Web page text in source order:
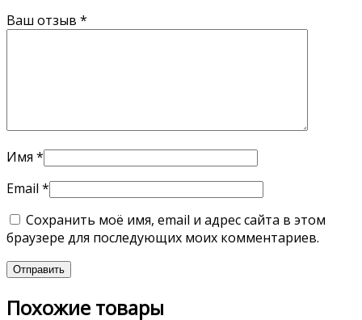
Ваш отзыв *
Имя *
Email *
Сохранить моё имя, email и адрес сайта в этом
браузере для последующих моих комментариев.
Похожие товары